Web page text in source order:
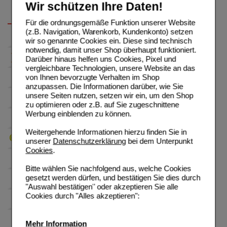
Wir schützen Ihre Daten!
Für die ordnungsgemäße Funktion unserer Website
(z.B. Navigation, Warenkorb, Kundenkonto) setzen
wir so genannte Cookies ein. Diese sind technisch
notwendig, damit unser Shop überhaupt funktioniert.
Darüber hinaus helfen uns Cookies, Pixel und
vergleichbare Technologien, unsere Website an das
von Ihnen bevorzugte Verhalten im Shop
anzupassen. Die Informationen darüber, wie Sie
unsere Seiten nutzen, setzen wir ein, um den Shop
zu optimieren oder z.B. auf Sie zugeschnittene
Werbung einblenden zu können.
Weitergehende Informationen hierzu finden Sie in
unserer Datenschutzerklärungbei dem Unterpunkt
Cookies.
Bitte wählen Sie nachfolgend aus, welche Cookies
gesetzt werden dürfen, und bestätigen Sie dies durch
"Auswahl bestätigen" oder akzeptieren Sie alle
Cookies durch "Alles akzeptieren":
Mehr Information